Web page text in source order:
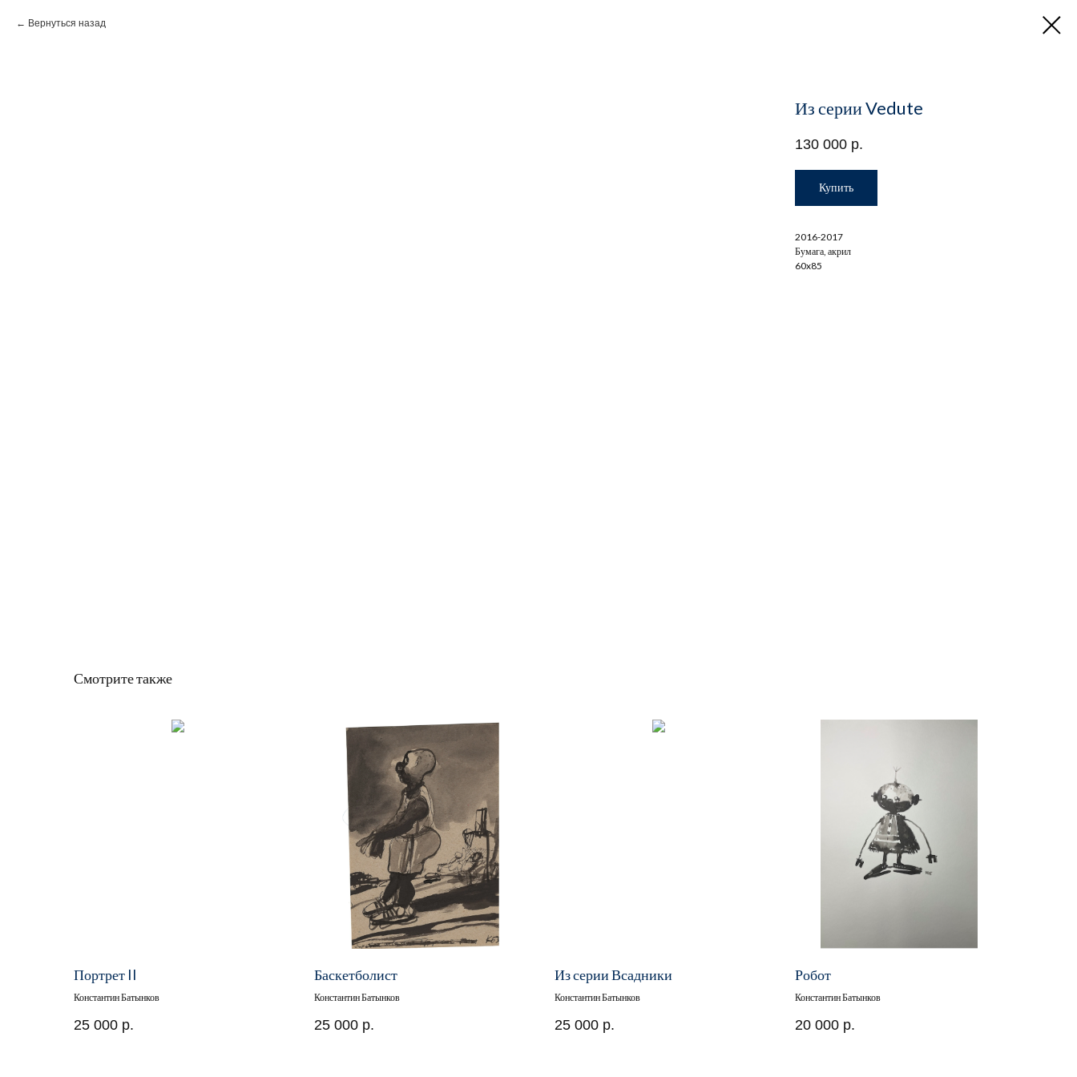
Вернуться назад
Из серии Vedute
130 000 р.
Купить
2016-2017
Бумага, акрил
60x85
Смотрите также
Портрет II
Константин Батынков
25 000 р.
Баскетболист
Константин Батынков
25 000 р.
Из серии Всадники
Константин Батынков
25 000 р.
Робот
Константин Батынков
20 000 р.